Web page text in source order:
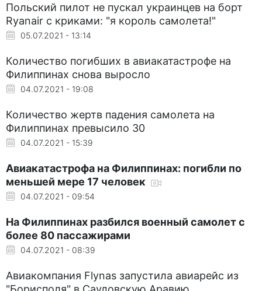
Польский пилот не пускал украинцев на борт
Ryanair с криками: "я король самолета!"
05.07.2021 - 13:14
Количество погибших в авиакатастрофе на
Филиппинах снова выросло
04.07.2021 - 19:08
Количество жертв падения самолета на
Филиппинах превысило 30
04.07.2021 - 15:39
Авиакатастрофа на Филиппинах: погибли по
меньшей мере 17 человек
04.07.2021 - 09:54
На Филиппинах разбился военный самолет с
более 80 пассажирами
04.07.2021 - 08:39
Авиакомпания Flynas запустила авиарейс из